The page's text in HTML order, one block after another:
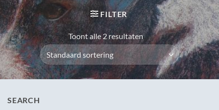
FILTER
Toont alle 2 resultaten
SEARCH